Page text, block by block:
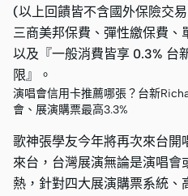
(以上回饋皆不含國外保險交
三商美邦保費、彈性繳保費
以及『一般消費皆享 0.3% 台
限』。
演唱會信用卡推薦哪張？台新
會、展演購票最高3.3%
歌神張學友今年將再次來台
來台，台灣展演無論是演唱會
熱，針對四大展演購票系統